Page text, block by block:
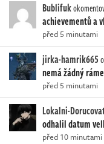
Bublifuk
achievementů a
před 5 minutami
jirka-hamrik665
nemá žádný
před 5 minutami
Lokalni-
odhalil datum
před 10 minutami